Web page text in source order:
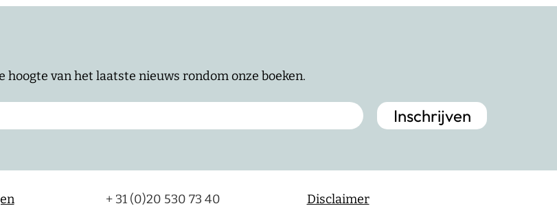
van het laatste nieuws rondom onze boeken.
+ 31 (0)20 530 73 40 Disclaimer